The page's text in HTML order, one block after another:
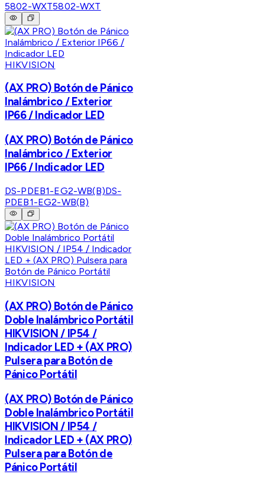
5802-WXT5802-WXT
HIKVISION
(AX PRO) Botón de Pánico
Inalámbrico / Exterior
IP66 / Indicador LED
(AX PRO) Botón de Pánico
Inalámbrico / Exterior
IP66 / Indicador LED
DS-PDEB1-EG2-WB(B)DS-
PDEB1-EG2-WB(B)
HIKVISION
(AX PRO) Botón de Pánico
Doble Inalámbrico Portátil
HIKVISION / IP54 /
Indicador LED + (AX PRO)
Pulsera para Botón de
Pánico Portátil
(AX PRO) Botón de Pánico
Doble Inalámbrico Portátil
HIKVISION / IP54 /
Indicador LED + (AX PRO)
Pulsera para Botón de
Pánico Portátil